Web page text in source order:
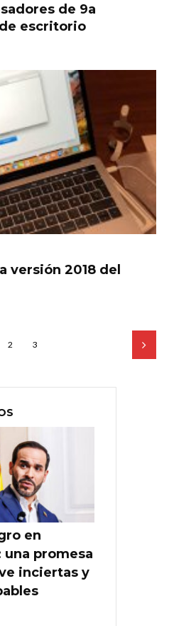
de 9a
escritorio
versión 2018 del
2 3
en
promesa
inciertas y